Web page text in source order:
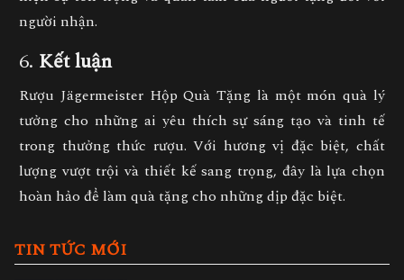
người nhận.
6. Kết luận
Rượu Jägermeister Hộp Quà Tặng là một món quà lý
tưởng cho những ai yêu thích sự sáng tạo và tinh tế
trong thưởng thức rượu. Với hương vị đặc biệt, chất
lượng vượt trội và thiết kế sang trọng, đây là lựa chọn
hoàn hảo để làm quà tặng cho những dịp đặc biệt.
TIN TỨC MỚI